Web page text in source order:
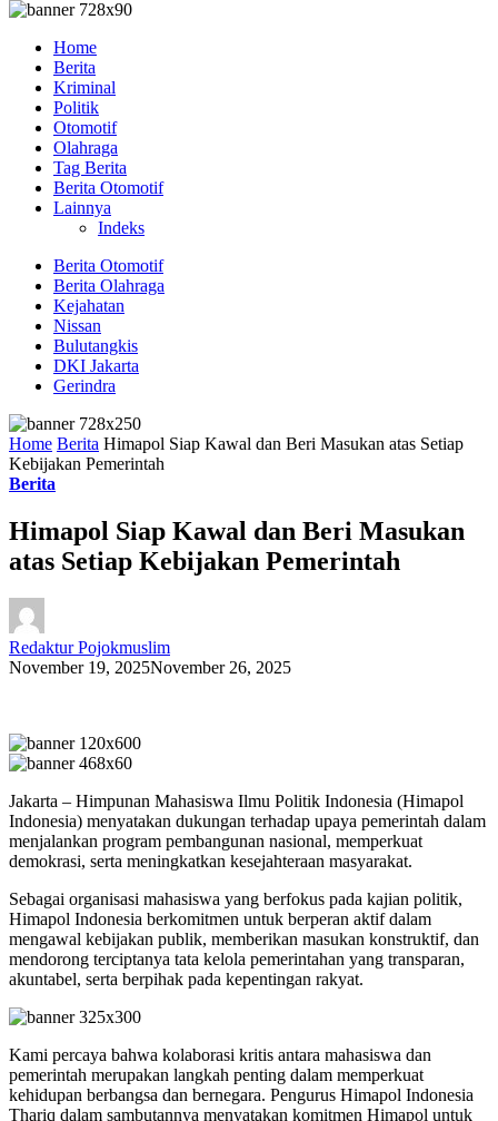
Home
Berita
Kriminal
Politik
Otomotif
Olahraga
Tag Berita
Berita Otomotif
Lainnya
Indeks
Berita Otomotif
Berita Olahraga
Kejahatan
Nissan
Bulutangkis
DKI Jakarta
Gerindra
Home Berita Himapol Siap Kawal dan Beri Masukan atas Setiap
Kebijakan Pemerintah
Berita
Himapol Siap Kawal dan Beri Masukan
atas Setiap Kebijakan Pemerintah
Redaktur Pojokmuslim
November 19, 2025November 26, 2025
Jakarta – Himpunan Mahasiswa Ilmu Politik Indonesia (Himapol
Indonesia) menyatakan dukungan terhadap upaya pemerintah dalam
menjalankan program pembangunan nasional, memperkuat
demokrasi, serta meningkatkan kesejahteraan masyarakat.
Sebagai organisasi mahasiswa yang berfokus pada kajian politik,
Himapol Indonesia berkomitmen untuk berperan aktif dalam
mengawal kebijakan publik, memberikan masukan konstruktif, dan
mendorong terciptanya tata kelola pemerintahan yang transparan,
akuntabel, serta berpihak pada kepentingan rakyat.
Kami percaya bahwa kolaborasi kritis antara mahasiswa dan
pemerintah merupakan langkah penting dalam memperkuat
kehidupan berbangsa dan bernegara. Pengurus Himapol Indonesia
Thariq dalam sambutannya menyatakan komitmen Himapol untuk